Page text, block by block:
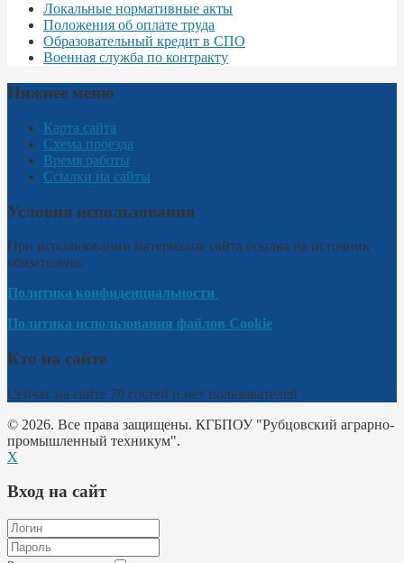
Локальные нормативные акты
Положения об оплате труда
Образовательный кредит в СПО
Военная служба по контракту
Нижнее меню
Карта сайта
Схема проезда
Время работы
Ссылки на сайты
Условия использования
При использовании материалов сайта ссылка на источник
обязательна.
Политика конфиденциальности
Политика использования файлов Cookie
Кто на сайте
Сейчас на сайте 70 гостей и нет пользователей
© 2026. Все права защищены. КГБПОУ "Рубцовский аграрно-
промышленный техникум".
X
Вход на сайт